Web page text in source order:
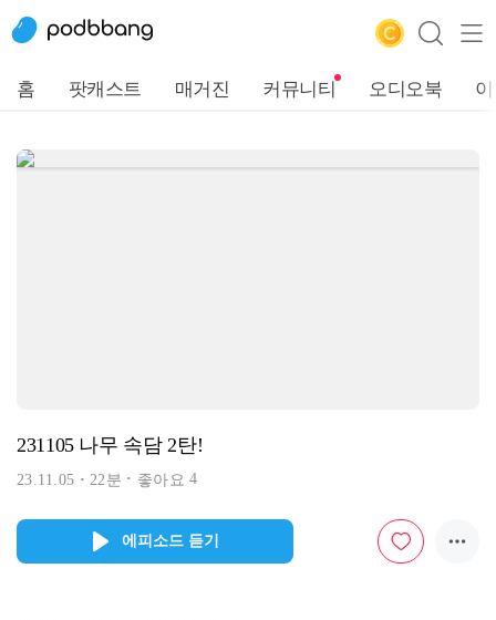
홈 팟캐스트 매거진 커뮤니티 오디오북
231105 나무 속담 2탄!
23.11.05 22분 좋아요4
에피소드 듣기